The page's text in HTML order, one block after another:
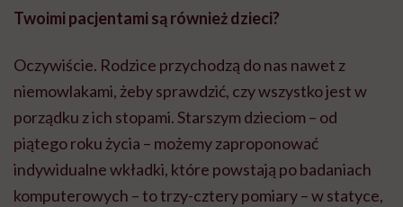
Twoimi pacjentami są również dzieci?
Oczywiście. Rodzice przychodzą do nas nawet z
niemowlakami, żeby sprawdzić, czy wszystko jest w
porządku z ich stopami. Starszym dzieciom – od
piątego roku życia – możemy zaproponować
indywidualne wkładki, które powstają po badaniach
komputerowych – to trzy-cztery pomiary – w statyce,